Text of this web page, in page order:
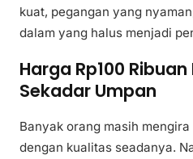
kuat, pegangan yang
dalam yang halus menjadi
Harga Rp100
Sekadar Umpan
Banyak orang masih
dengan kualitas seadanya.